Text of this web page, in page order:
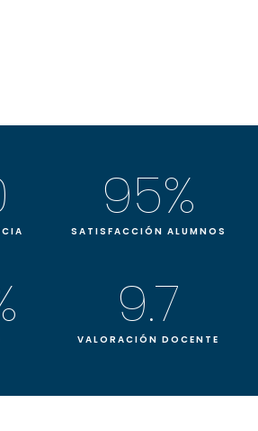
95%
SATISFACCIÓN ALUMNOS
9.7
VALORACIÓN DOCENTE